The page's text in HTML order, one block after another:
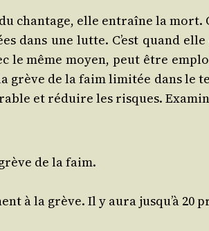
chan­tage, elle entraîne la
dans une lutte. C’est quand
le même moyen, peut être
grève de la faim limi­tée dans
et réduire les risques.
de la faim.
à la grève. Il y aura jusqu’à